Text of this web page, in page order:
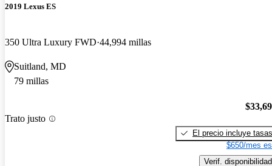
2019 Lexus ES
350 Ultra Luxury FWD 44,994 millas
Suitland, MD
79 millas
Trato justo
El precio incluye tasas
$650/mes
Verif. disponibilidad